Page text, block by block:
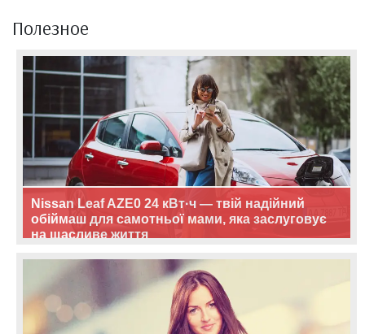
Полезное
Nissan Leaf AZE0 24 кВт·ч — твій надійний
обіймаш для самотньої мами, яка заслуговує
на щасливе життя